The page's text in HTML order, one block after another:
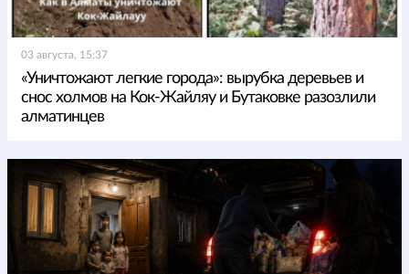
03 августа, 15:37
«Уничтожают легкие города»: вырубка деревьев и
снос холмов на Кок-Жайляу и Бутаковке разозлили
алматинцев